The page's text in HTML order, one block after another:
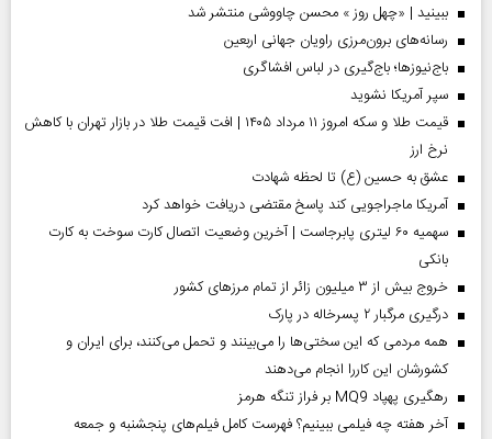
ببینید | «چهل روز » محسن چاووشی منتشر شد
رسانه‌های برون‌مرزی راویان جهانی اربعین
باج‌نیوزها؛ باج‌گیری در لباس افشاگری
سپر آمریکا نشوید
قیمت طلا و سکه امروز ۱۱ مرداد ۱۴۰۵ | افت قیمت طلا در بازار تهران با کاهش
نرخ ارز
عشق به حسین (ع) تا لحظه شهادت
آمریکا ماجراجویی کند پاسخ مقتضی دریافت خواهد کرد
سهمیه ۶۰ لیتری پابرجاست | آخرین وضعیت اتصال کارت سوخت به کارت
بانکی
خروج بیش از ۳ میلیون زائر از تمام مرز‌های کشور
درگیری مرگبار ۲ پسرخاله در پارک
همه مردمی که این سختی‌ها را می‌بینند و تحمل می‌کنند، برای ایران و
کشورشان این کاررا انجام می‌دهند
رهگیری پهپاد MQ9 بر فراز تنگه هرمز
آخر هفته چه فیلمی ببینیم؟ فهرست کامل فیلم‌های پنجشنبه و جمعه